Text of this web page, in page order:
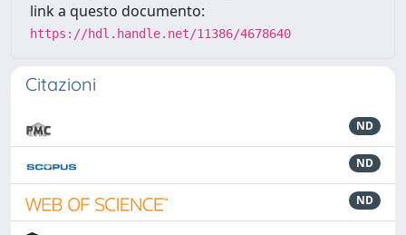
link a questo documento:
https://hdl.handle.net/11386/4678640
Citazioni
ND
ND
ND